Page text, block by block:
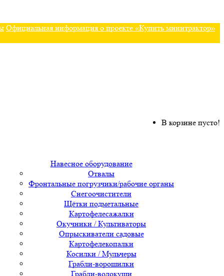
Официальная информация о проекте «Купить минитрактор»
В корзине пусто!
Навесное оборудование
Отвалы
Фронтальные погрузчики/рабочие органы
Снегоочистители
Щётки подметальные
Картофелесажалки
Окучники / Культиваторы
Опрыскиватели садовые
Картофелекопалки
Косилки / Мульчеры
Грабли-ворошилки
Грабли-волокуши